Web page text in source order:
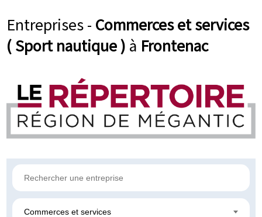
Entreprises - Commerces et services
( Sport nautique ) à Frontenac
Commerces et services